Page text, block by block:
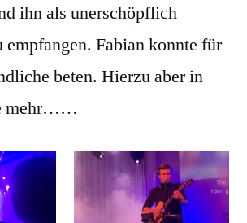
ihn als unerschöpflich
Fabian konnte für
beten. Hierzu aber in
mehr……